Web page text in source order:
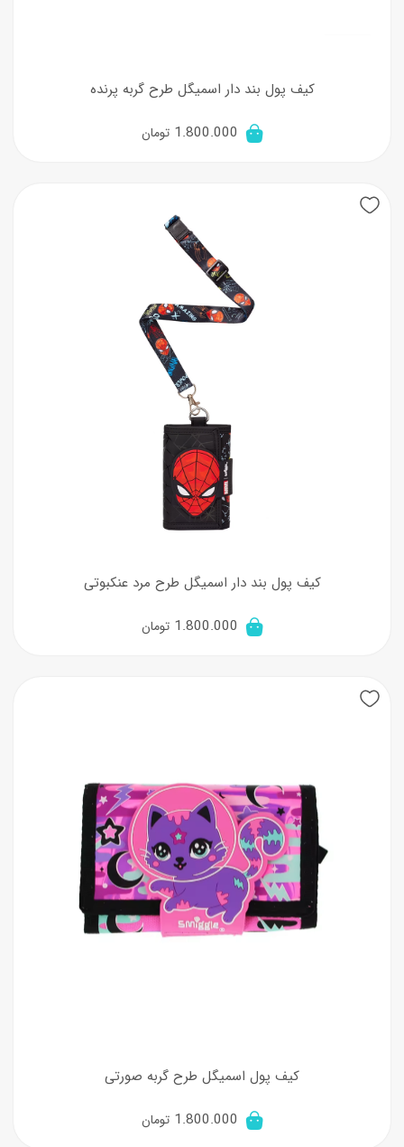
کیف پول بند دار اسمیگل طرح گربه پرنده
1.800.000 تومان
کیف پول بند دار اسمیگل طرح مرد عنکبوتی
1.800.000 تومان
کیف پول اسمیگل طرح گربه صورتی
1.800.000 تومان